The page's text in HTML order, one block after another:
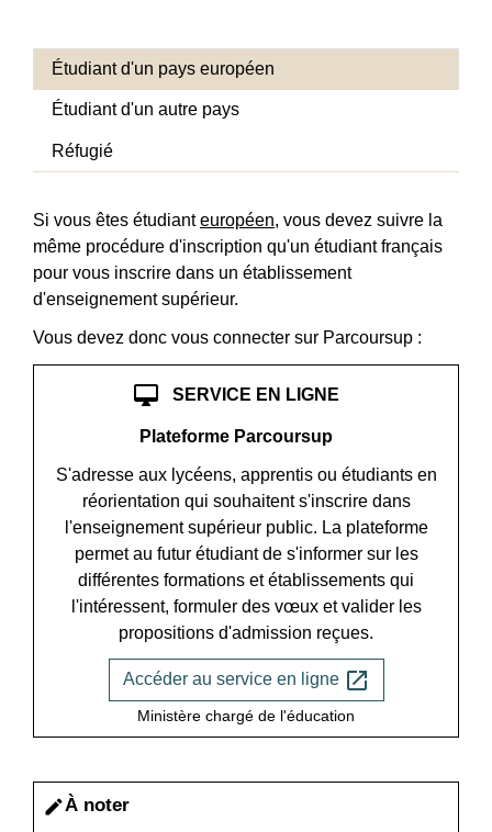
Étudiant d'un pays européen
Étudiant d'un autre pays
Réfugié
Si vous êtes étudianteuropéen, vous devez suivre la
même procédure d'inscription qu'un étudiant français
pour vous inscrire dans un établissement
d'enseignement supérieur.
Vous devez donc vous connecter sur Parcoursup :
desktop_mac SERVICE EN LIGNE
Plateforme Parcoursup
S'adresse aux lycéens, apprentis ou étudiants en
réorientation qui souhaitent s'inscrire dans
l'enseignement supérieur public. La plateforme
permet au futur étudiant de s'informer sur les
différentes formations et établissements qui
l'intéressent, formuler des vœux et valider les
propositions d'admission reçues.
Accéder au service en ligne open_in_new
Ministère chargé de l'éducation
editÀ noter